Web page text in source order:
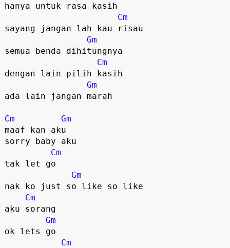
hanya untuk rasa kasih
Cm
sayang jangan lah kau risau
Gm
semua benda dihitungnya
Cm
dengan lain pilih kasih
Gm
ada lain jangan marah
Cm
Gm
maaf kan aku
sorry baby aku
Cm
tak let go
Gm
nak ko just so like so like
Cm
aku sorang
Gm
ok lets go
Cm